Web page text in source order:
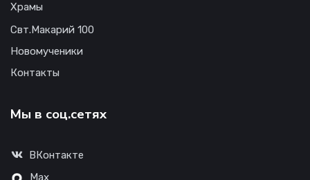
Храмы
Свт.Макарий 100
Новомученики
Контакты
Мы в соц.сетях
ВКонтакте
Max